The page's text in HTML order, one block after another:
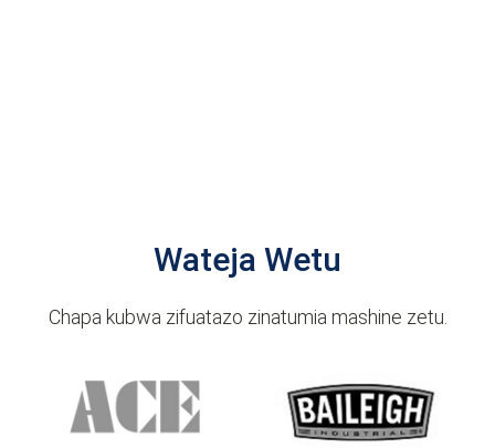
Wateja Wetu
Chapa kubwa zifuatazo zinatumia mashine zetu.